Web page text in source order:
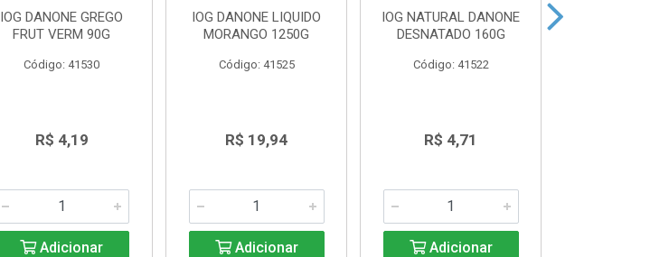
IOG DANONE GREGO
FRUT VERM 90G
Código: 41530
R$ 4,19
Adicionar
IOG DANONE LIQUIDO
MORANGO 1250G
Código: 41525
R$ 19,94
Adicionar
IOG NATURAL DANONE
DESNATADO 160G
Código: 41522
R$ 4,71
Adicionar